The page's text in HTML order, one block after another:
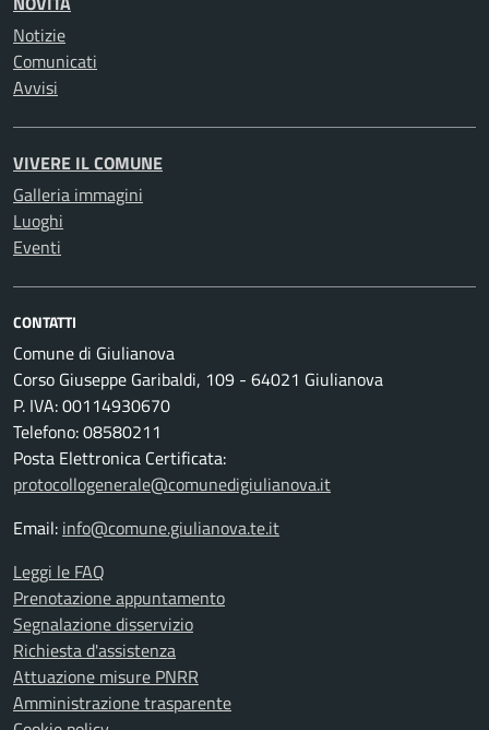
Notizie
Comunicati
Avvisi
VIVERE IL COMUNE
Galleria immagini
Luoghi
Eventi
CONTATTI
Comune di Giulianova
Corso Giuseppe Garibaldi, 109 - 64021 Giulianova
P. IVA: 00114930670
Telefono: 08580211
Posta Elettronica Certificata:
protocollogenerale@comunedigiulianova.it
Email: info@comune.giulianova.te.it
Leggi le FAQ
Prenotazione appuntamento
Segnalazione disservizio
Richiesta d'assistenza
Attuazione misure PNRR
Amministrazione trasparente